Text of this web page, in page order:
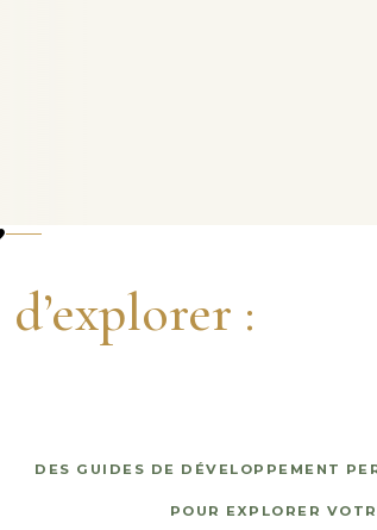
d’explorer :
DES GUIDES DE DÉVELOPPEMENT
POUR EXPLORER